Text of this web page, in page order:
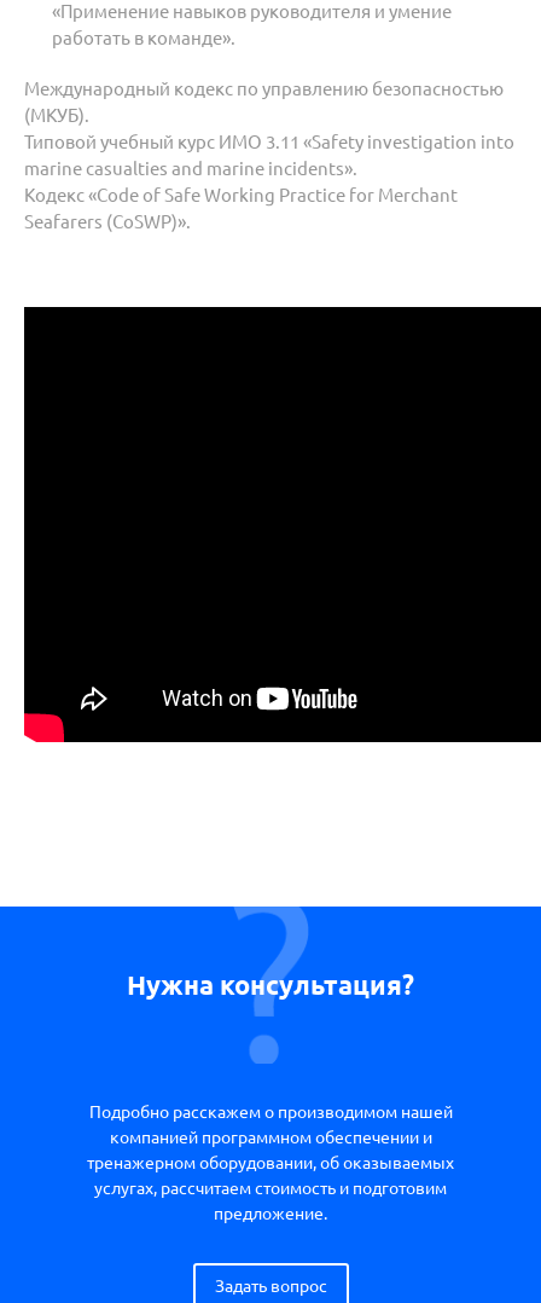
«Применение навыков руководителя и умение
работать в команде».
Международный кодекс по управлению безопасностью
(МКУБ).
Типовой учебный курс ИМО 3.11 «Safety investigation into
marine casualties and marine incidents».
Кодекс «Code of Safe Working Practice for Merchant
Seafarers (CoSWP)».
Нужна консультация?
Подробно расскажем о производимом нашей
компанией программном обеспечении и
тренажерном оборудовании, об оказываемых
услугах, рассчитаем стоимость и подготовим
предложение.
Задать вопрос